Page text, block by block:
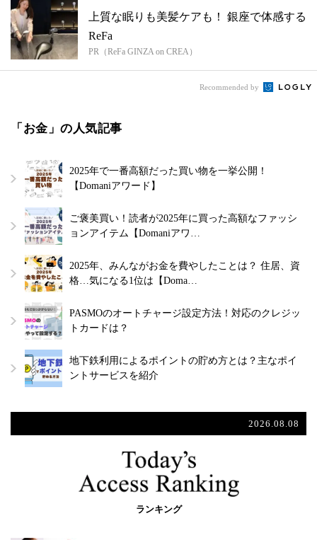
上質な眠りも美髪ケアも！ 銀座で体感する
ReFa
PR（ReFa GINZA on CREA）
Recommended by
「お金」の人気記事
2025年で一番高額だった買い物を一挙公開！
【Domaniアワード】
ご褒美買い！読者が2025年に買った高額なファッシ
ョンアイテム【Domaniアワ…
2025年、みんながお金を費やしたことは？ 住居、資
格…気になる1位は【Doma…
PASMOのオートチャージ設定方法！対応のクレジッ
トカードは？
地下鉄利用によるポイントの貯め方とは？主なポイ
ントサービスを紹介
2026.08.08
ランキング